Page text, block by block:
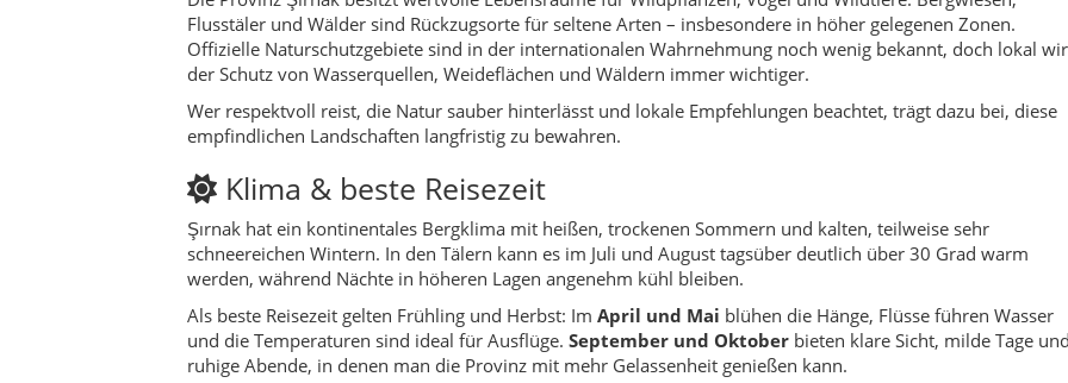
ruhige Abende, in denen man die Provinz mit mehr Gelassenheit genießen kann.
Barrierefreiheit / Komfort
Die Provinz Şırnak ist insgesamt eher bergig und infrastrukturell noch im Aufbau, daher ist die
Barrierefreiheit je nach Ort sehr unterschiedlich. In den Zentren von
nehmen Rampen, breitere Gehwege und modernisierte Gebäude allmählich zu, während kleinere Dörfer
meist nur über steile, teils unbefestigte Wege erreichbar sind.
Wer auf barrierearme Zugänge angewiesen ist, sollte Unterkünfte und mögliche Besuchsziele im Vorfeld
direkt kontaktieren und nach Aufzügen, Rampen, barrierefreien WCs und Parkmöglichkeiten fragen. Viele
Gastfamilien und kleinere Hotels sind hilfsbereit und bemüht, individuelle Lösungen zu finden.
Infos für Reisende mit Behinderung
Öffentliche Verkehrsmittel und Langstreckenbusse verfügen nur teilweise über geeignete Zugänge für